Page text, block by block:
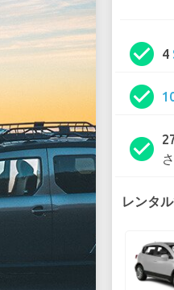
check_circle 4
check_circle
check_circle
レンタ